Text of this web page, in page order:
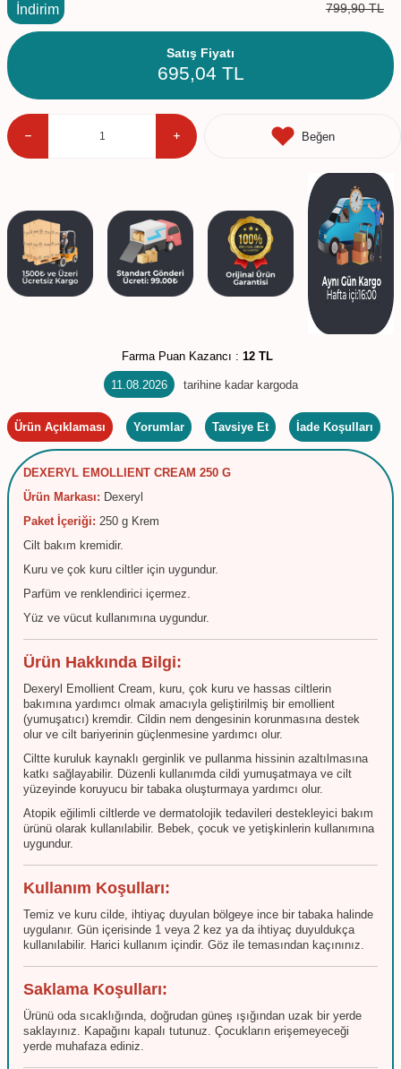
İndirim 799,90TL
Satış Fiyatı
695,04 TL
Beğen
Farma Puan Kazancı : 12 TL
11.08.2026 tarihine kadar kargoda
Ürün Açıklaması Yorumlar Tavsiye Et İade Koşulları
DEXERYL EMOLLIENT CREAM 250 G
Ürün Markası: Dexeryl
Paket İçeriği: 250 g Krem
Cilt bakım kremidir.
Kuru ve çok kuru ciltler için uygundur.
Parfüm ve renklendirici içermez.
Yüz ve vücut kullanımına uygundur.
Ürün Hakkında Bilgi:
Dexeryl Emollient Cream, kuru, çok kuru ve hassas ciltlerin
bakımına yardımcı olmak amacıyla geliştirilmiş bir emollient
(yumuşatıcı) kremdir. Cildin nem dengesinin korunmasına destek
olur ve cilt bariyerinin güçlenmesine yardımcı olur.
Ciltte kuruluk kaynaklı gerginlik ve pullanma hissinin azaltılmasına
katkı sağlayabilir. Düzenli kullanımda cildi yumuşatmaya ve cilt
yüzeyinde koruyucu bir tabaka oluşturmaya yardımcı olur.
Atopik eğilimli ciltlerde ve dermatolojik tedavileri destekleyici bakım
ürünü olarak kullanılabilir. Bebek, çocuk ve yetişkinlerin kullanımına
uygundur.
Kullanım Koşulları:
Temiz ve kuru cilde, ihtiyaç duyulan bölgeye ince bir tabaka halinde
uygulanır. Gün içerisinde 1 veya 2 kez ya da ihtiyaç duyuldukça
kullanılabilir. Harici kullanım içindir. Göz ile temasından kaçınınız.
Saklama Koşulları:
Ürünü oda sıcaklığında, doğrudan güneş ışığından uzak bir yerde
saklayınız. Kapağını kapalı tutunuz. Çocukların erişemeyeceği
yerde muhafaza ediniz.